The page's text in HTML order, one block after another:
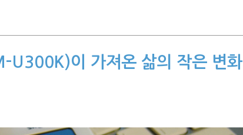
U300K)이 가져온 삶의 작은 변화